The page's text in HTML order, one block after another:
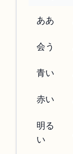
ああ
会う
青い
赤い
明る
い